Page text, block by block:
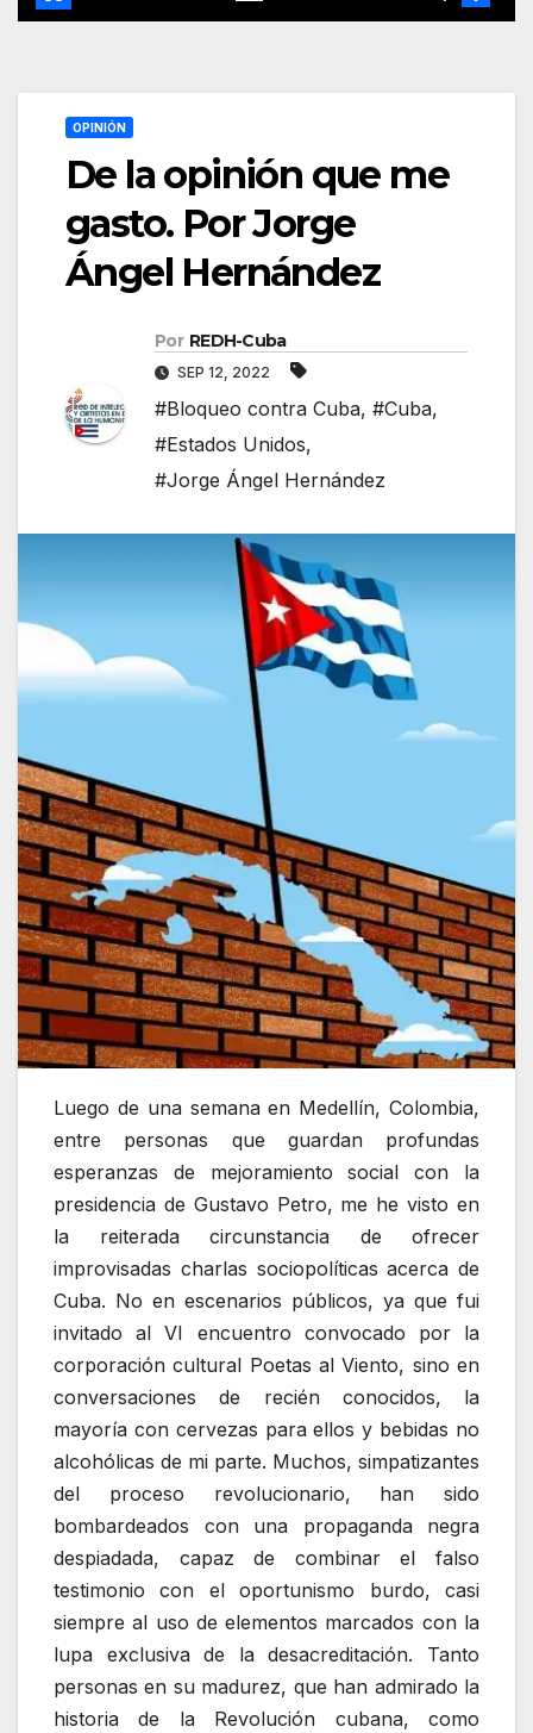
OPINIÓN
De la opinión que me
gasto. Por Jorge
Ángel Hernández
Por REDH-Cuba
SEP 12, 2022
#Bloqueo contra Cuba, #Cuba,
#Estados Unidos,
#Jorge Ángel Hernández
Luego de una semana en Medellín, Colombia,
entre personas que guardan profundas
esperanzas de mejoramiento social con la
presidencia de Gustavo Petro, me he visto en
la reiterada circunstancia de ofrecer
improvisadas charlas sociopolíticas acerca de
Cuba. No en escenarios públicos, ya que fui
invitado al VI encuentro convocado por la
corporación cultural Poetas al Viento, sino en
conversaciones de recién conocidos, la
mayoría con cervezas para ellos y bebidas no
alcohólicas de mi parte. Muchos, simpatizantes
del proceso revolucionario, han sido
bombardeados con una propaganda negra
despiadada, capaz de combinar el falso
testimonio con el oportunismo burdo, casi
siempre al uso de elementos marcados con la
lupa exclusiva de la desacreditación. Tanto
personas en su madurez, que han admirado la
historia de la Revolución cubana, como